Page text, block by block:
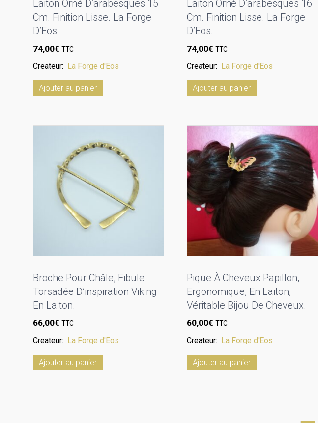
Laiton Orné D’arabesques 15
Cm. Finition Lisse. La Forge
D’Eos.
74,00€ TTC
Createur: La Forge d'Eos
Ajouter au panier
Laiton Orné D’arabesques 16
Cm. Finition Lisse. La Forge
D’Eos.
74,00€ TTC
Createur: La Forge d'Eos
Ajouter au panier
Broche Pour Châle, Fibule
Torsadée D’inspiration Viking
En Laiton.
66,00€ TTC
Createur: La Forge d'Eos
Ajouter au panier
Pique À Cheveux Papillon,
Ergonomique, En Laiton,
Véritable Bijou De Cheveux.
60,00€ TTC
Createur: La Forge d'Eos
Ajouter au panier